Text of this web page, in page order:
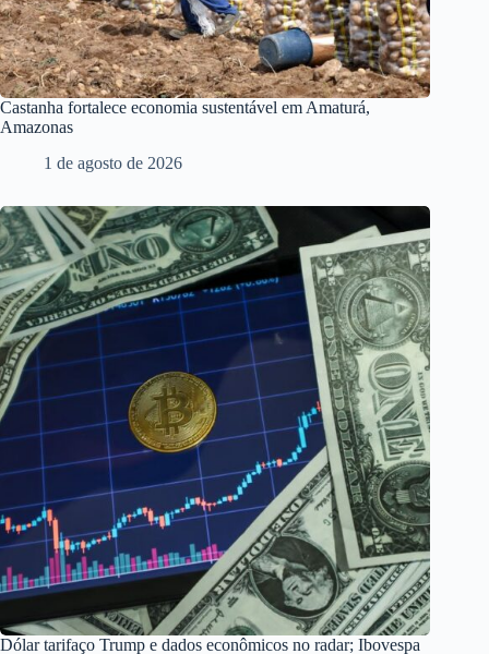
Castanha fortalece economia sustentável em Amaturá,
Amazonas
1 de agosto de 2026
Dólar tarifaço Trump e dados econômicos no radar; Ibovespa